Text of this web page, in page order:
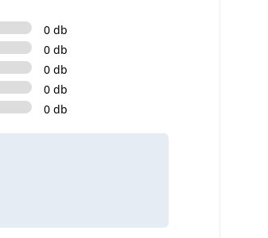
0 db
0 db
0 db
0 db
0 db